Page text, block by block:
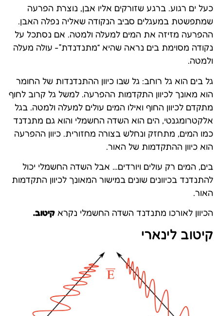
כעל ים רגוע. ברגע שזורקים אליו אבן, נוצרת הפרעה
שמתפשטת במעגלים סביב הנקודה שאליה נפלה האבן.
ההפרעה מזיזה את המים למעלה ולמטה. אם נסתכל על
נקודה מסוימת בים נראה שהיא “מתנדנדת”- עולה מעלה
ולמטה.
גל בים הוא גל רוחב: גל שבו כיוון ההתנדנדות של החומר
הוא מאונך לכיוון התקדמות ההפרעה. למשל גל קרוב לחוף
מתקדם לכיוון החוף ואילו המים עולים למעלה ולמטה. בגל
אלקטרומגנטי, הים הוא השדה החשמלי והוא גם מתנדנד
כמו המים, מתחזק ונחלש בצורה מחזורית. כיוון ההפרעה
הוא כיוון ההתקדמות של האור.
בים, המים רק עולים ויורדים… אבל השדה החשמלי יכול
להתנדנד בכיוונים שונים במישור המאונך לכיוון התקדמות
האור.
הכיוון לאורכו מתנדנד השדה החשמלי נקרא קיטוב.
קיטוב לינארי